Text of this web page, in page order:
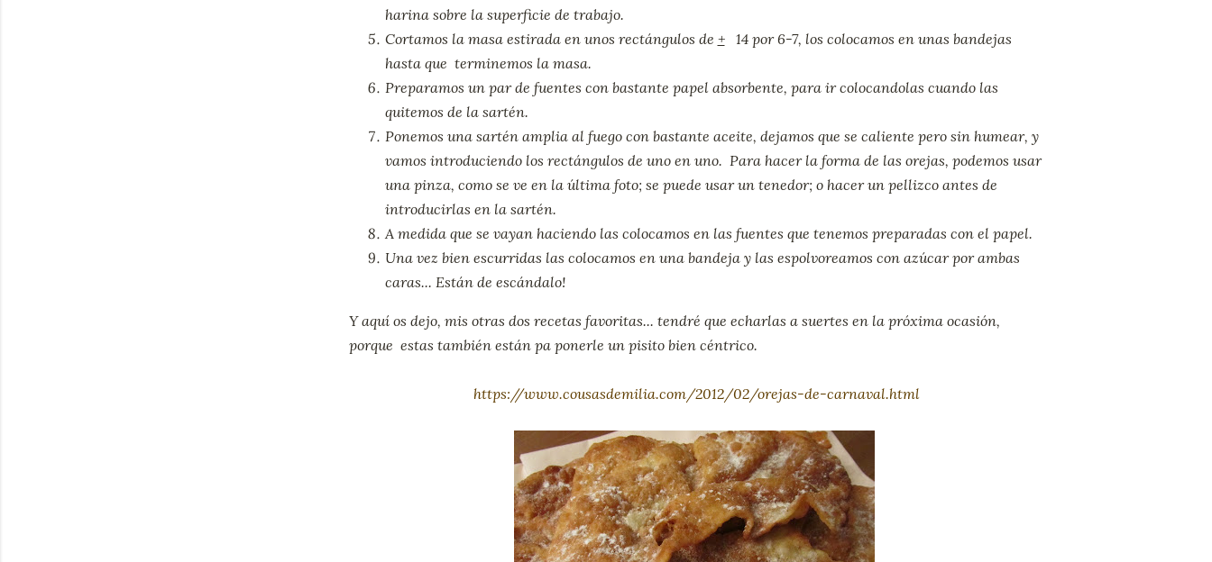
harina sobre la superficie de trabajo.
Cortamos la masa estirada en unos rectángulos de +14 por 6-7, los colocamos en unas bandejas
hasta que terminemos la masa.
Preparamos un par de fuentes con bastante papel absorbente, para ir colocandolas cuando las
quitemos de la sartén.
Ponemos una sartén amplia al fuego con bastante aceite, dejamos que se caliente pero sin humear, y
vamos introduciendo los rectángulos de uno en uno. Para hacer la forma de las orejas, podemos usar
una pinza, como se ve en la última foto; se puede usar un tenedor; o hacer un pellizco antes de
introducirlas en la sartén.
A medida que se vayan haciendo las colocamos en las fuentes que tenemos preparadas con el papel.
Una vez bien escurridas las colocamos en una bandeja y las espolvoreamos con azúcar por ambas
caras... Están de escándalo!
Y aquí os dejo, mis otras dos recetas favoritas... tendré que echarlas a suertes en la próxima ocasión,
porque estas también están pa ponerle un pisito bien céntrico.
https://www.cousasdemilia.com/2012/02/orejas-de-carnaval.html